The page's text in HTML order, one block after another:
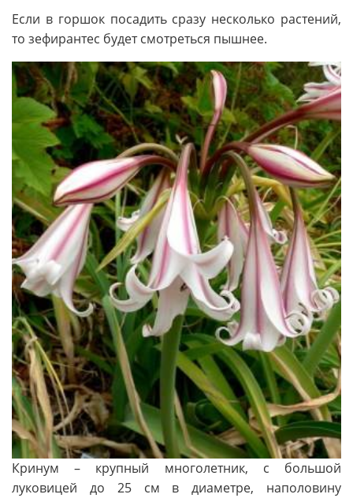
Если в горшок посадить сразу несколько растений,
то зефирантес будет смотреться пышнее.
Кринум – крупный многолетник, с большой
луковицей до 25 см в диаметре, наполовину